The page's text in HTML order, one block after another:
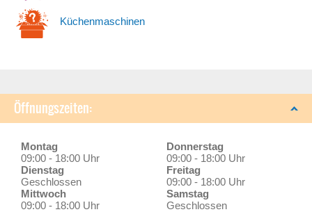
Küchenmaschinen
Öffnungszeiten:
Montag
09:00 - 18:00 Uhr
Dienstag
Geschlossen
Mittwoch
09:00 - 18:00 Uhr
Donnerstag
09:00 - 18:00 Uhr
Freitag
09:00 - 18:00 Uhr
Samstag
Geschlossen